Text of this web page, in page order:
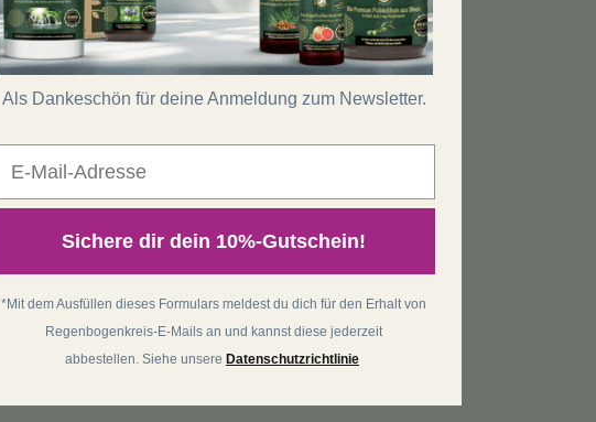
Als Dankeschön für deine Anmeldung zum Newsletter.
Sichere dir dein 10%-Gutschein!
*Mit dem Ausfüllen dieses Formulars meldest du dich für den Erhalt von
Regenbogenkreis-E-Mails an und kannst diese jederzeit
abbestellen. Siehe unsere Datenschutzrichtlinie